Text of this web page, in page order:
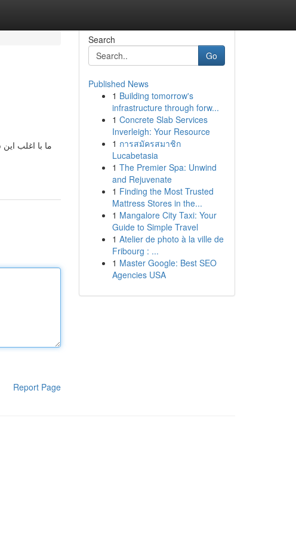
Report Page
Search
Go
Published News
1 Building tomorrow's
infrastructure through forw...
1 Concrete Slab Services
Inverleigh: Your Resource
1 การสมัครสมาชิก
Lucabetasia
1 The Premier Spa: Unwind
and Rejuvenate
1 Finding the Most Trusted
Mattress Stores in the...
1 Mangalore City Taxi: Your
Guide to Simple Travel
1 Atelier de photo à la ville de
Fribourg : ...
1 Master Google: Best SEO
Agencies USA